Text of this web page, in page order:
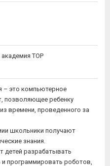
ТОР
– это компьютерное
позволяющее ребенку
времени, проведенного за
школьники получают
знания.
детей разрабатывать
программировать роботов,